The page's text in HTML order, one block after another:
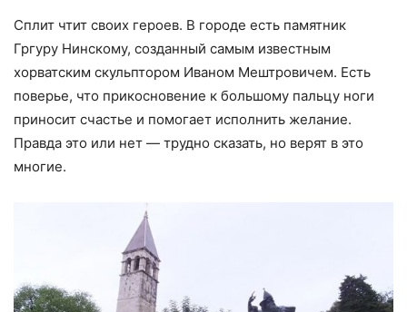
Сплит чтит своих героев. В городе есть памятник
Гргуру Нинскому, созданный самым известным
хорватским скульптором Иваном Мештровичем. Есть
поверье, что прикосновение к большому пальцу ноги
приносит счастье и помогает исполнить желание.
Правда это или нет — трудно сказать, но верят в это
многие.